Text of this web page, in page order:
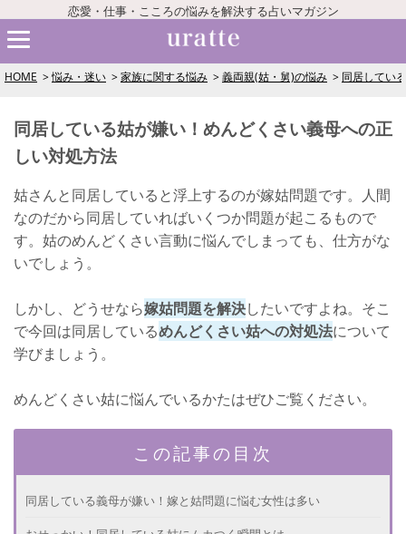
恋愛・仕事・こころの悩みを解決する占いマガジン
HOME 悩み・迷い 家族に関する悩み 義両親(姑・舅)の悩み 同居してい
同居している姑が嫌い！めんどくさい義母への正
しい対処方法
姑さんと同居していると浮上するのが嫁姑問題です。人間
なのだから同居していればいくつか問題が起こるもので
す。姑のめんどくさい言動に悩んでしまっても、仕方がな
いでしょう。
しかし、どうせなら嫁姑問題を解決したいですよね。そこ
で今回は同居しているめんどくさい姑への対処法について
学びましょう。
めんどくさい姑に悩んでいるかたはぜひご覧ください。
この記事の目次
同居している義母が嫌い！嫁と姑問題に悩む女性は多い